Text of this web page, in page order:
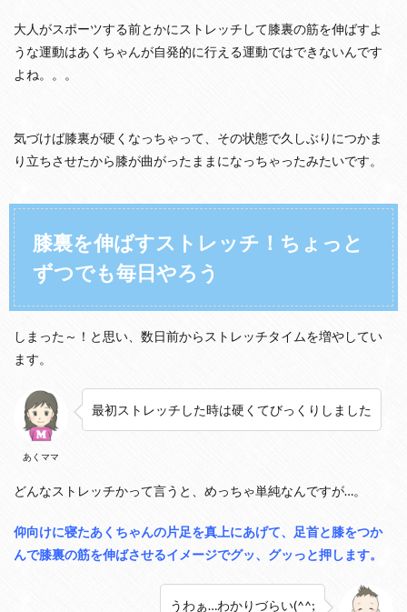
大人がスポーツする前とかにストレッチして膝裏の筋を伸ばすよ
うな運動はあくちゃんが自発的に行える運動ではできないんです
よね。。。
気づけば膝裏が硬くなっちゃって、その状態で久しぶりにつかま
り立ちさせたから膝が曲がったままになっちゃったみたいです。
膝裏を伸ばすストレッチ！ちょっと
ずつでも毎日やろう
しまった～！と思い、数日前からストレッチタイムを増やしてい
ます。
あくママ
最初ストレッチした時は硬くてびっくりしました
どんなストレッチかって言うと、めっちゃ単純なんですが…。
仰向けに寝たあくちゃんの片足を真上にあげて、足首と膝をつか
んで膝裏の筋を伸ばさせるイメージでグッ、グッっと押します。
うわぁ…わかりづらい(^^;